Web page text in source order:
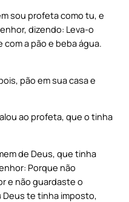
sou profeta como tu, e
dizendo: Leva-o
a pão e beba água.
pão em sua casa e
ao profeta, que o tinha
de Deus, que tinha
Porque não
e não guardaste o
te tinha imposto,